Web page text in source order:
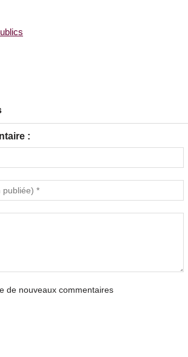
:
de nouveaux commentaires